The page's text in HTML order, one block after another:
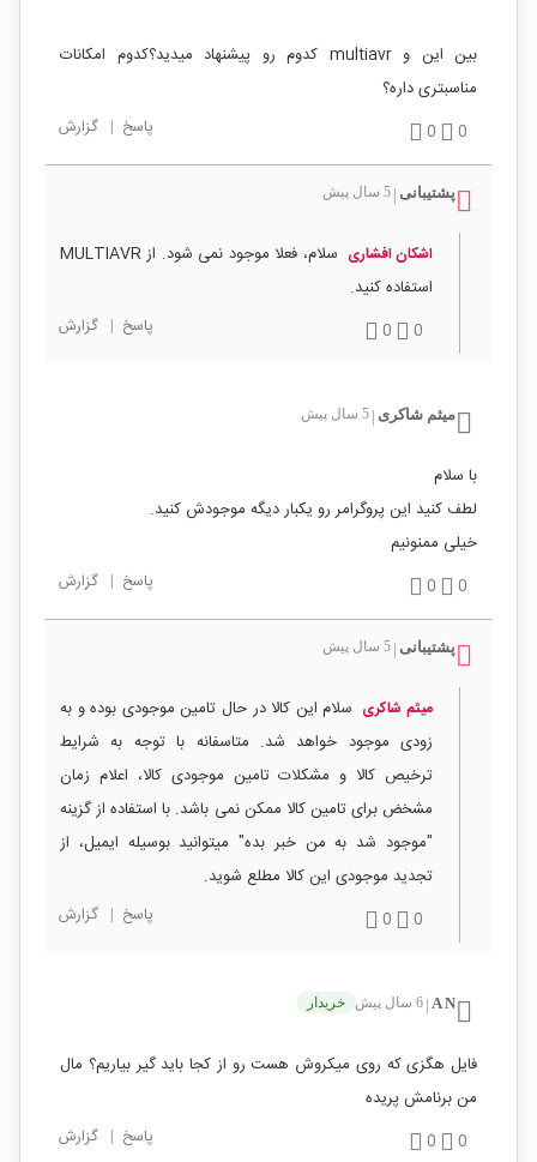
بین این و multiavr کدوم رو پیشنهاد میدید؟کدوم امکانات
مناسبتری داره؟
0
0 پاسخ | گزارش
پشتیبانی | 5 سال پیش
اشکان افشاری
سلام، فعلا موجود نمی شود. از MULTIAVR
استفاده کنید.
0
0 پاسخ | گزارش
میثم شاکری | 5 سال پیش
با سلام
لطف کنید این پروگرامر رو یکبار دیگه موجودش کنید.
خیلی ممنونیم
0
0 پاسخ | گزارش
پشتیبانی | 5 سال پیش
میثم شاکری سلام این کالا در حال تامین موجودی بوده و به
زودی موجود خواهد شد. متاسفانه با توجه به شرایط
ترخیص کالا و مشکلات تامین موجودی کالا، اعلام زمان
مشخض برای تامین کالا ممکن نمی باشد. با استفاده از گزینه
"موجود شد به من خبر بده" میتوانید بوسیله ایمیل، از
تجدید موجودی این کالا مطلع شوید.
0
0 پاسخ | گزارش
A N
| 6 سال پیش خریدار
فایل هگزی که روی میکروش هست رو از کجا باید گیر بیاریم؟ مال
من برنامش پریده
0
0 پاسخ | گزارش